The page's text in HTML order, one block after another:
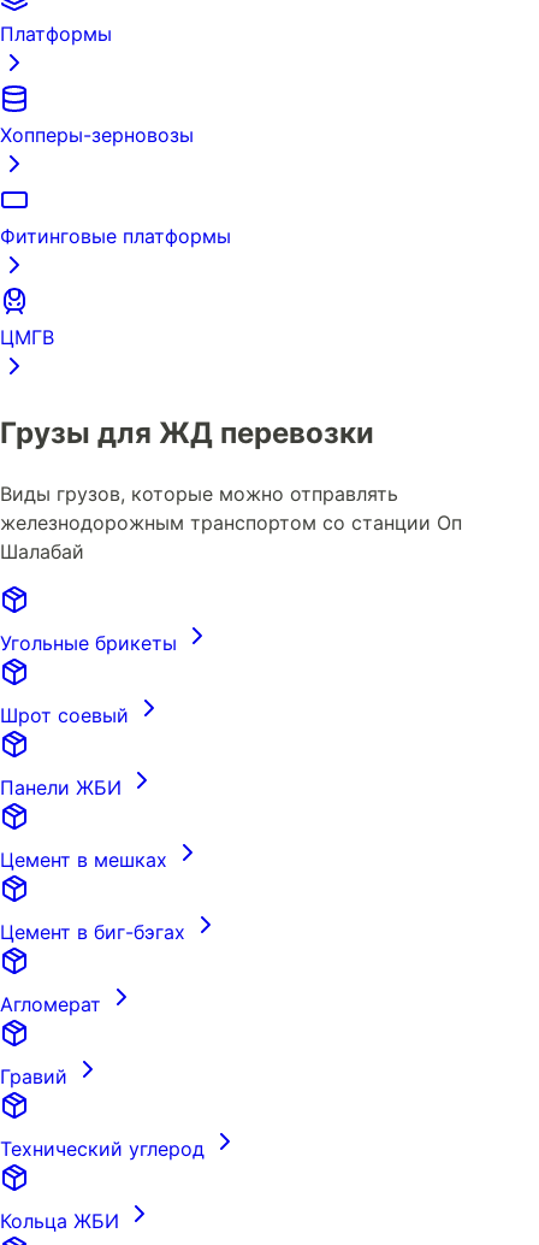
Платформы
Хопперы-зерновозы
Фитинговые платформы
ЦМГВ
Грузы для ЖД перевозки
Виды грузов, которые можно отправлять
железнодорожным транспортом со станции Оп
Шалабай
Угольные брикеты
Шрот соевый
Панели ЖБИ
Цемент в мешках
Цемент в биг-бэгах
Агломерат
Гравий
Технический углерод
Кольца ЖБИ